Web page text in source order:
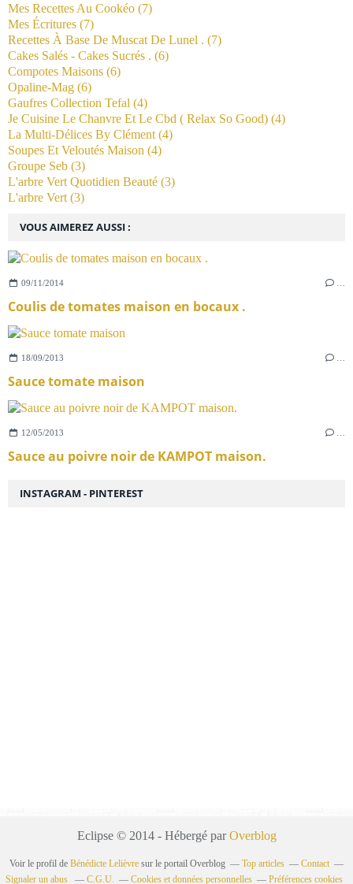
VOUS AIMEREZ AUSSI :
09/11/2014
Coulis de tomates maison en bocaux .
18/09/2013
Sauce tomate maison
12/05/2013
Sauce au poivre noir de KAMPOT maison.
Mes Recettes Au Cookéo (7)
Mes Écritures (7)
Recettes À Base De Muscat De Lunel . (7)
Cakes Salés - Cakes Sucrés . (6)
Compotes Maisons (6)
Opaline-Mag (6)
Gaufres Collection Tefal (4)
Je Cuisine Le Chanvre Et Le Cbd ( Relax So Good) (4)
La Multi-Délices By Clément (4)
Soupes Et Veloutés Maison (4)
Groupe Seb (3)
L'arbre Vert Quotidien Beauté (3)
L'arbre Vert (3)
INSTAGRAM - PINTEREST
Eclipse © 2014 - Hébergé parOverblog
Voir le profil de Bénédicte Lelièvre sur le portail Overblog Top articles
Contact
Signaler un abus
C.G.U. Cookies et données personnelles Préférences cookies